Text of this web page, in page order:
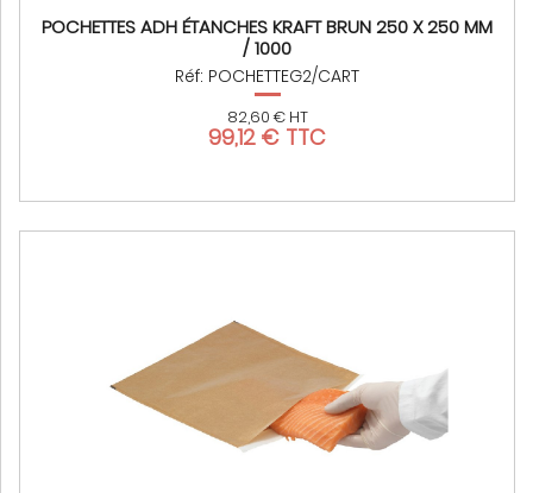
POCHETTES ADH ÉTANCHES KRAFT BRUN 250 X 250 MM
/ 1000
Réf: POCHETTEG2/CART
82,60 € HT
99,12 € TTC